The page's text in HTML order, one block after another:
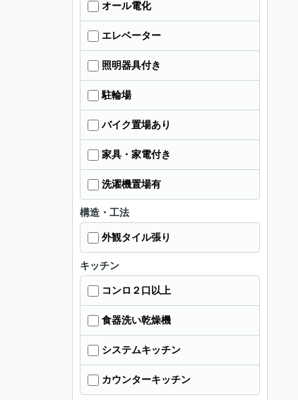
オール電化
エレベーター
照明器具付き
駐輪場
バイク置場あり
家具・家電付き
洗濯機置場有
構造・工法
外観タイル張り
キッチン
コンロ２口以上
食器洗い乾燥機
システムキッチン
カウンターキッチン